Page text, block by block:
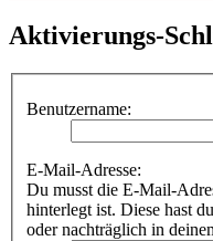
Aktivierungs-
Benutzername:
E-Mail-Adresse:
Du musst die E-Mail-
hinterlegt ist. Diese hast
oder nachträglich in